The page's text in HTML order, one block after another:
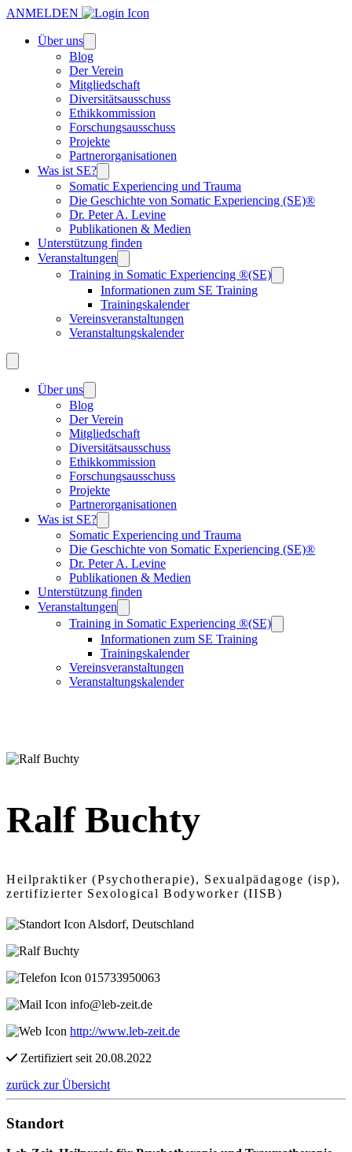
ANMELDEN
Über uns
Blog
Der Verein
Mitgliedschaft
Diversitätsausschuss
Ethikkommission
Forschungsausschuss
Projekte
Partnerorganisationen
Was ist SE?
Somatic Experiencing und Trauma
Die Geschichte von Somatic Experiencing (SE)®
Dr. Peter A. Levine
Publikationen & Medien
Unterstützung finden
Veranstaltungen
Training in Somatic Experiencing ®(SE)
Informationen zum SE Training
Trainingskalender
Vereinsveranstaltungen
Veranstaltungskalender
Über uns
Blog
Der Verein
Mitgliedschaft
Diversitätsausschuss
Ethikkommission
Forschungsausschuss
Projekte
Partnerorganisationen
Was ist SE?
Somatic Experiencing und Trauma
Die Geschichte von Somatic Experiencing (SE)®
Dr. Peter A. Levine
Publikationen & Medien
Unterstützung finden
Veranstaltungen
Training in Somatic Experiencing ®(SE)
Informationen zum SE Training
Trainingskalender
Vereinsveranstaltungen
Veranstaltungskalender
Ralf Buchty
Heilpraktiker (Psychotherapie), Sexualpädagoge (isp),
zertifizierter Sexological Bodyworker (IISB)
Alsdorf, Deutschland
015733950063
info@leb-zeit.de
http://www.leb-zeit.de
Zertifiziert seit 20.08.2022
zurück zur Übersicht
Standort